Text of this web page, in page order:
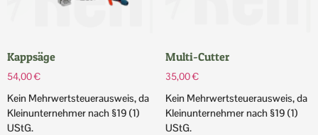
Kappsäge
54,00€
Kein Mehrwertsteuerausweis, da
Kleinunternehmer nach §19 (1)
UStG.
Multi-Cutter
35,00€
Kein Mehrwertsteuerausweis, da
Kleinunternehmer nach §19 (1)
UStG.